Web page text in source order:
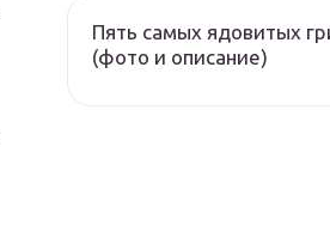
Пять самых ядовитых
(фото и описание)